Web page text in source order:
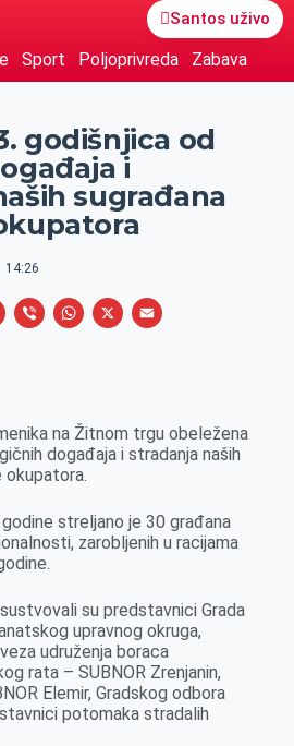
Santos uživo
Sport Poljoprivreda Zabava
godišnjica od
i
sugrađana
14:26
L
e
d
n
V
r
W
s
A
p
X
E
l
na Žitnom trgu obeležena
događaja i stradanja naših
okupatora.
streljano je 30 građana
zarobljenih u racijama
su predstavnici Grada
upravnog okruga,
udruženja boraca
rata – SUBNOR Zrenjanin,
Elemir, Gradskog odbora
potomaka stradalih